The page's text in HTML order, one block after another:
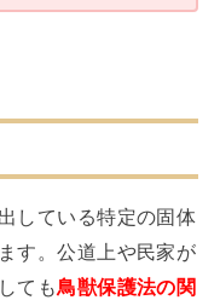
している特定の固体
す。公道上や民家が
ても鳥獣保護法の関